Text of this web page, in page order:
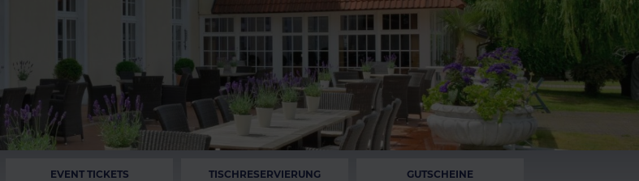
EVENT TICKETS TISCHRESERVIERUNG GUTSCHEINE